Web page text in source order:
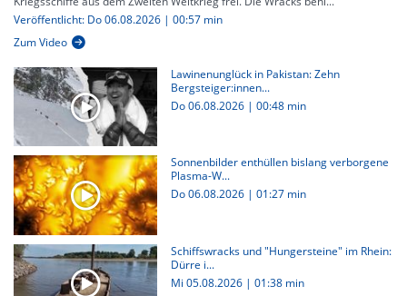
Veröffentlicht: Do 06.08.2026 | 00:57 min
Zum Video
Lawinenunglück in Pakistan: Zehn
Bergsteiger:innen...
Do 06.08.2026 | 00:48 min
Sonnenbilder enthüllen bislang verborgene
Plasma-W...
Do 06.08.2026 | 01:27 min
Schiffswracks und "Hungersteine" im Rhein:
Dürre i...
Mi 05.08.2026 | 01:38 min